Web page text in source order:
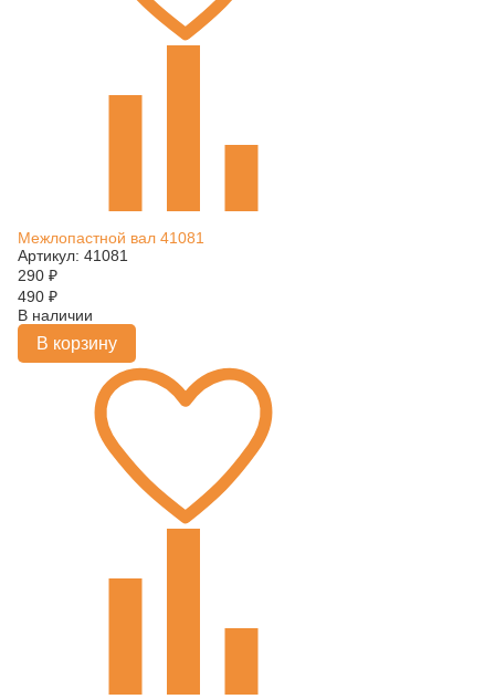
Межлопастной вал 41081
Артикул: 41081
290 ₽
490 ₽
В наличии
В корзину